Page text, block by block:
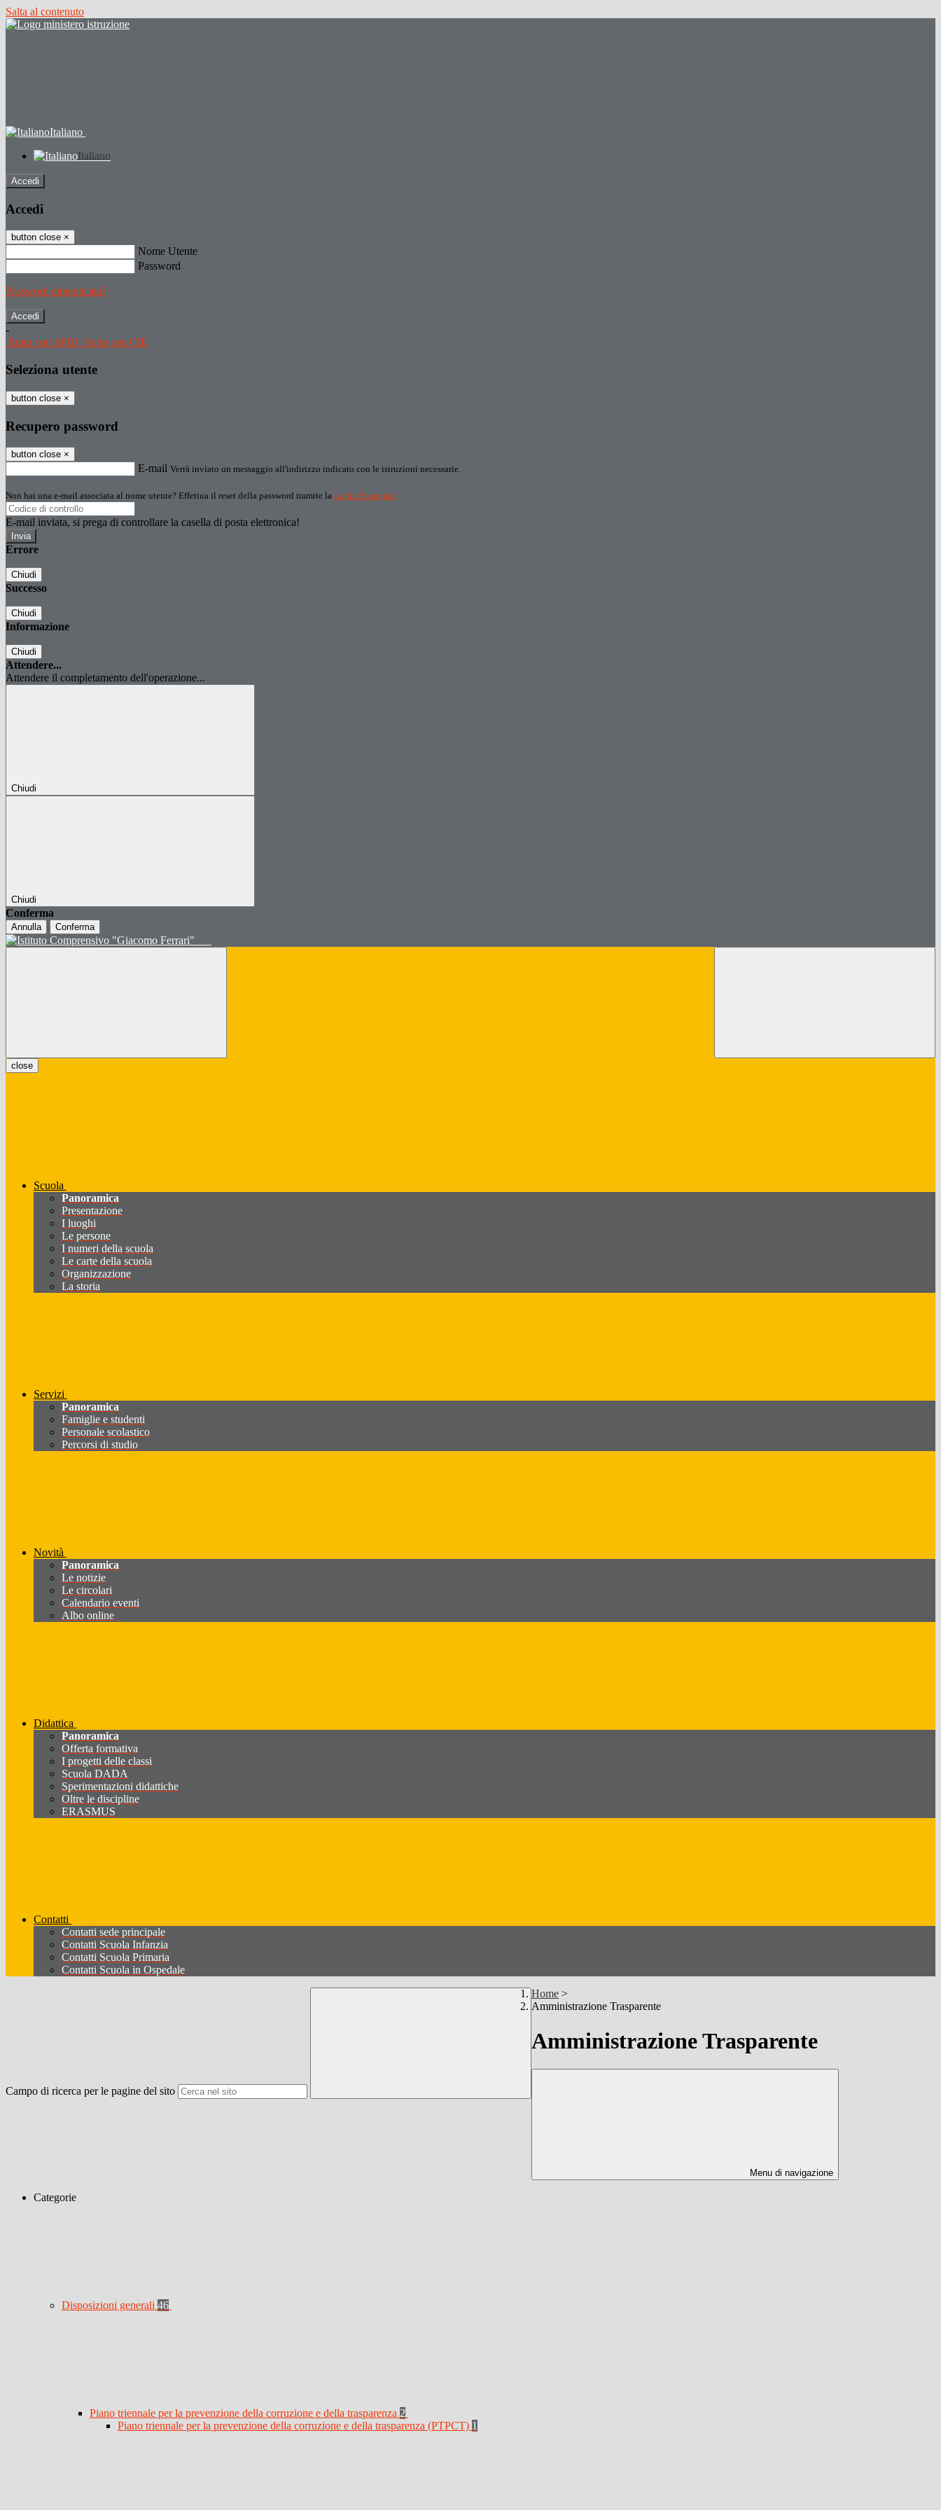
Salta al contenuto
Italiano
Italiano
Accedi
Accedi
button close ×
Nome Utente
Password
Password dimenticata?
-
Entra con SPID Entra con CIE
Seleziona utente
button close ×
Recupero password
button close ×
E-mail Verrà inviato un messaggio all'indirizzo indicato con le istruzioni necessarie.
Non hai una e-mail associata al nome utente? Effettua il reset della password tramite la Login Spaggiari
E-mail inviata, si prega di controllare la casella di posta elettronica!
Errore
Chiudi
Successo
Chiudi
Informazione
Chiudi
Attendere...
Attendere il completamento dell'operazione...
Chiudi
Chiudi
Conferma
Annulla Conferma
close
Scuola
Panoramica
Presentazione
I luoghi
Le persone
I numeri della scuola
Le carte della scuola
Organizzazione
La storia
Servizi
Panoramica
Famiglie e studenti
Personale scolastico
Percorsi di studio
Novità
Panoramica
Le notizie
Le circolari
Calendario eventi
Albo online
Didattica
Panoramica
Offerta formativa
I progetti delle classi
Scuola DADA
Sperimentazioni didattiche
Oltre le discipline
ERASMUS
Contatti
Contatti sede principale
Contatti Scuola Infanzia
Contatti Scuola Primaria
Contatti Scuola in Ospedale
Campo di ricerca per le pagine del sito
Home >
Amministrazione Trasparente
Amministrazione Trasparente
Menu di navigazione
Categorie
Disposizioni generali 46
Piano triennale per la prevenzione della corruzione e della trasparenza 2
Piano triennale per la prevenzione della corruzione e della trasparenza (PTPCT) 1